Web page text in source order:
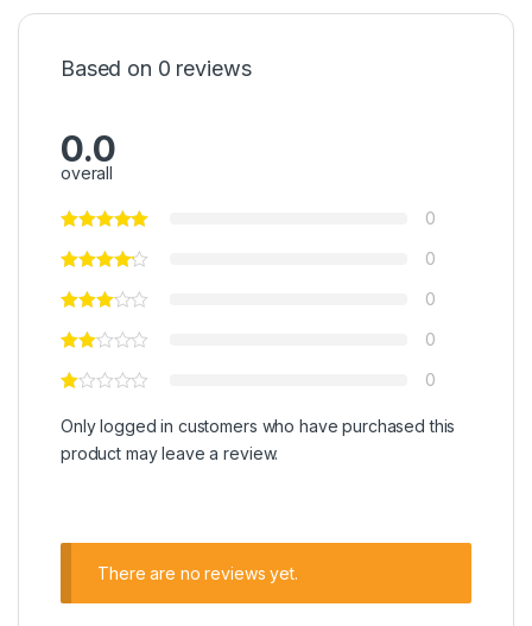
Based on 0 reviews
0.0
overall
0
0
0
0
0
Only logged in customers who have purchased this
product may leave a review.
There are no reviews yet.